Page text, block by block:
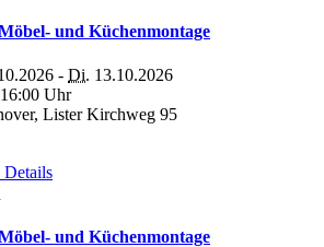
und Küchenmontage
- Di. 13.10.2026
Uhr
Lister Kirchweg 95
Details
und Küchenmontage